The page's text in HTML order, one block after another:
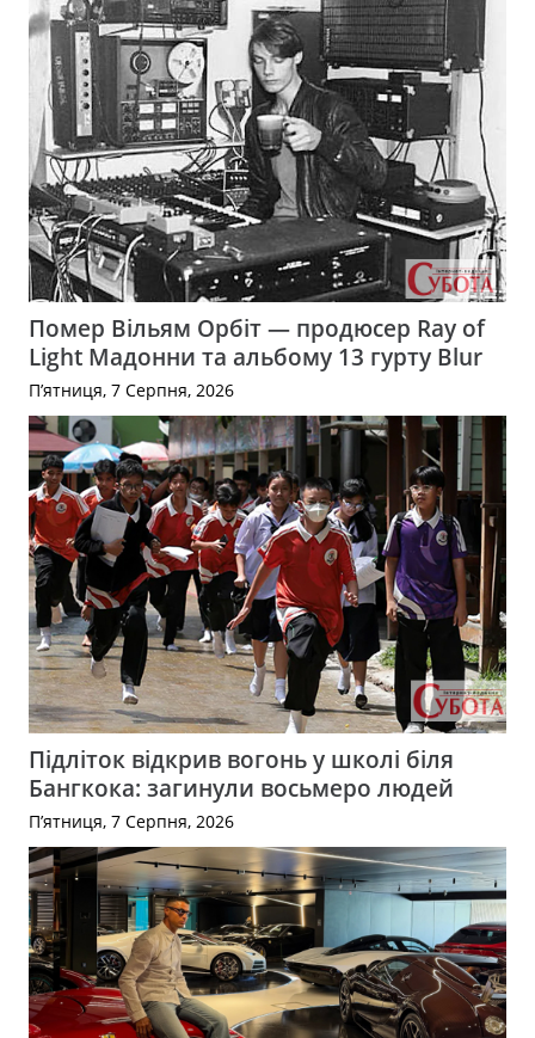
Помер Вільям Орбіт — продюсер Ray of
Light Мадонни та альбому 13 гурту Blur
П’ятниця, 7 Серпня, 2026
Підліток відкрив вогонь у школі біля
Бангкока: загинули восьмеро людей
П’ятниця, 7 Серпня, 2026